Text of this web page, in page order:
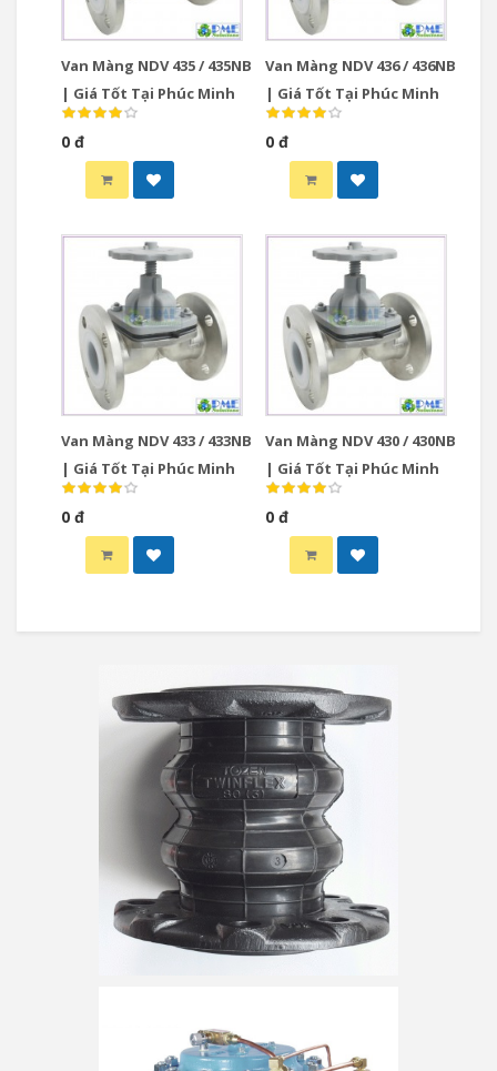
Van Màng NDV 435 / 435NB
| Giá Tốt Tại Phúc Minh
0 đ
Van Màng NDV 436 / 436NB
| Giá Tốt Tại Phúc Minh
0 đ
Van Màng NDV 433 / 433NB
| Giá Tốt Tại Phúc Minh
0 đ
Van Màng NDV 430 / 430NB
| Giá Tốt Tại Phúc Minh
0 đ